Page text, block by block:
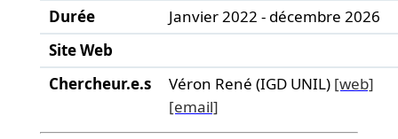
Durée
Janvier 2022 - décembre 2026
Site Web
Chercheur.e.s
Véron René (IGD UNIL) [web]
[email]